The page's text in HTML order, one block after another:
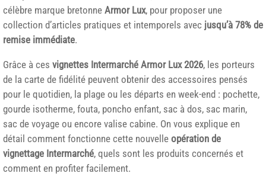
célèbre marque bretonne Armor Lux, pour proposer une
collection d’articles pratiques et intemporels avec jusqu’à 78% de
remise immédiate.
Grâce à ces vignettes Intermarché Armor Lux 2026, les porteurs
de la carte de fidélité peuvent obtenir des accessoires pensés
pour le quotidien, la plage ou les départs en week-end : pochette,
gourde isotherme, fouta, poncho enfant, sac à dos, sac marin,
sac de voyage ou encore valise cabine. On vous explique en
détail comment fonctionne cette nouvelle opération de
vignettage Intermarché, quels sont les produits concernés et
comment en profiter facilement.